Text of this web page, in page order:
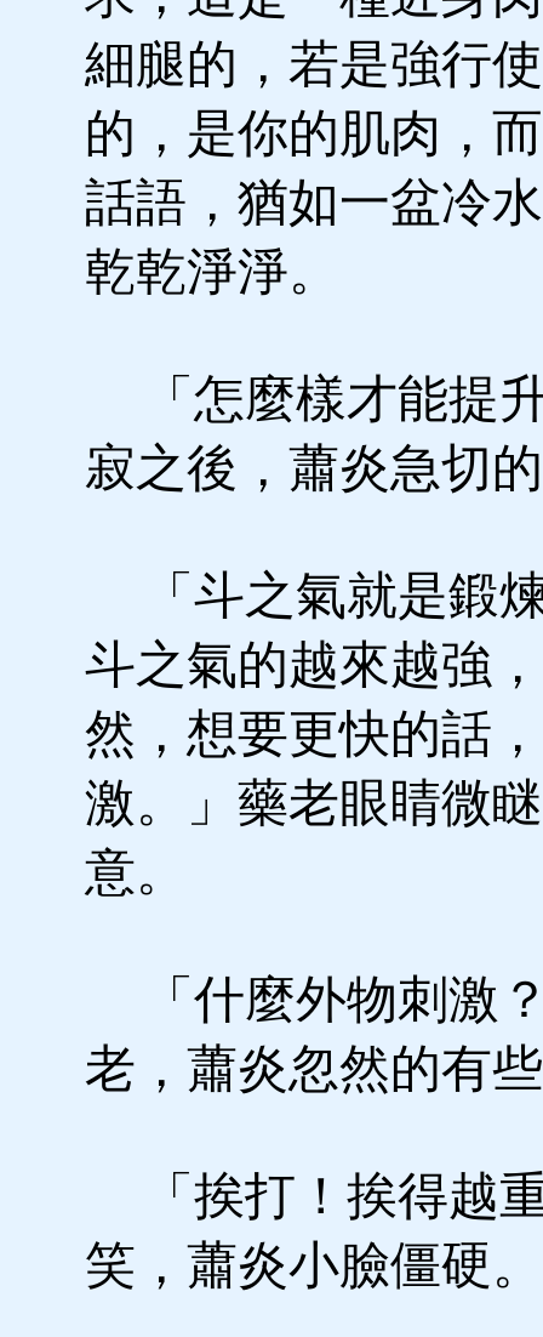
細腿的，若是強行
的，是你的肌肉，
話語，猶如一盆冷
乾乾淨淨。
「怎麼樣才能提
寂之後，蕭炎急切
「斗之氣就是鍛
斗之氣的越來越強
然，想要更快的話
激。」藥老眼睛微
意。
「什麼外物刺激
老，蕭炎忽然的有
「挨打！挨得越
笑，蕭炎小臉僵硬。